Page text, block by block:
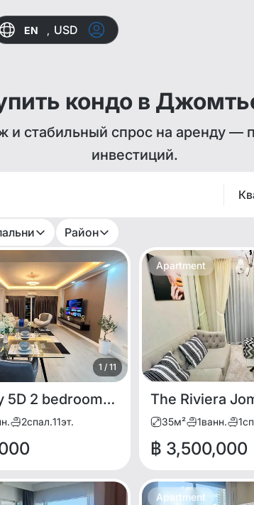
EN , USD
кондо в
и стабильный спрос на аренду —
инвестиций.
Район
1 / 11
View Talay 5D 2 bedrooms for SALE
2спал.11эт.
Apartment
35м² 1ванн. 1
฿ 3,500,000
Apartment